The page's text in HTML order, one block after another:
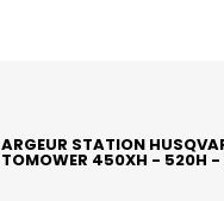
STATION
450XH - 520H